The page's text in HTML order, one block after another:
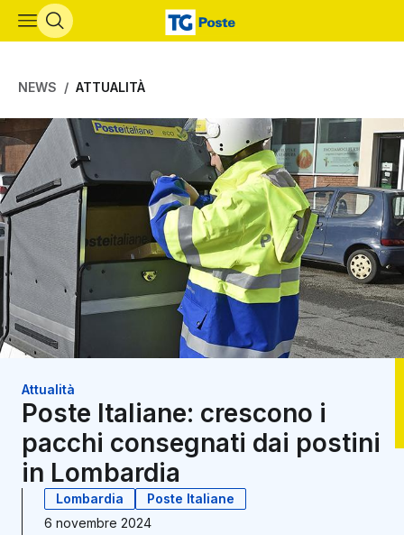
Vai al contenuto principale
NEWS ATTUALITÀ
Attualità
Poste Italiane: crescono i
pacchi consegnati dai postini
in Lombardia
Lombardia
Poste Italiane
6 novembre 2024